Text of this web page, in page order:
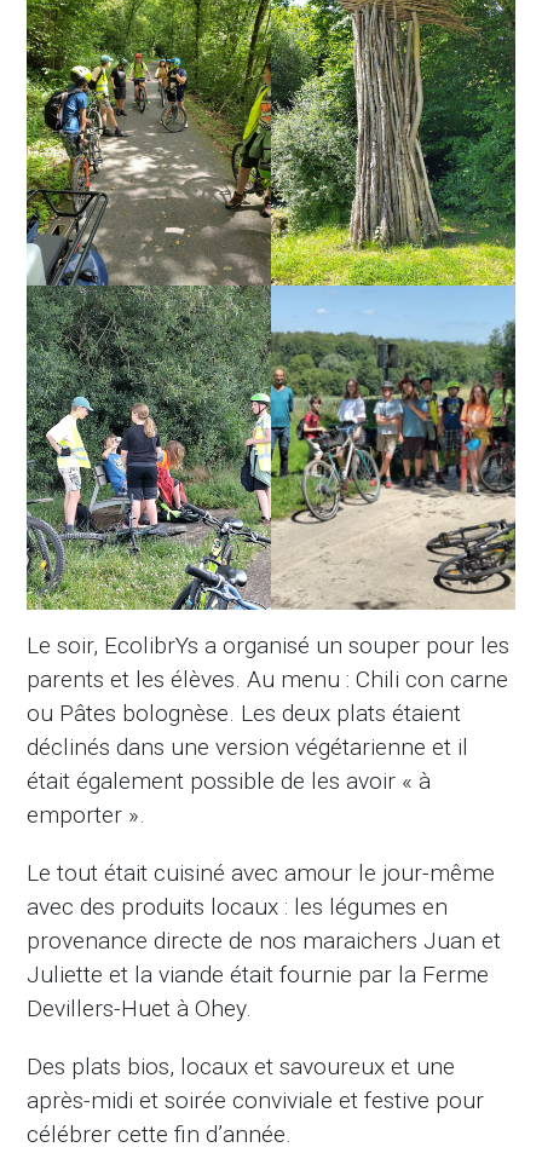
Le soir, EcolibrYs a organisé un souper pour les
parents et les élèves. Au menu : Chili con carne
ou Pâtes bolognèse. Les deux plats étaient
déclinés dans une version végétarienne et il
était également possible de les avoir « à
emporter ».
Le tout était cuisiné avec amour le jour-même
avec des produits locaux : les légumes en
provenance directe de nos maraichers Juan et
Juliette et la viande était fournie par la Ferme
Devillers-Huet à Ohey.
Des plats bios, locaux et savoureux et une
après-midi et soirée conviviale et festive pour
célébrer cette fin d’année.